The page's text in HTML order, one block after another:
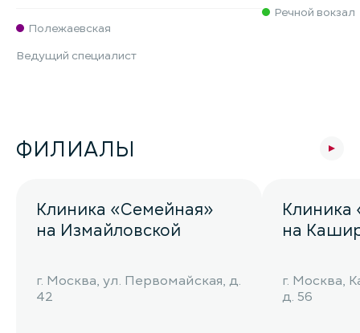
Полежаевская
Ведущий специалист
Речной вокзал
ФИЛИАЛЫ
Клиника «Семейная»
на Измайловской
г. Москва, ул. Первомайская, д.
42
Клиника
на
г. Москва,
д. 56